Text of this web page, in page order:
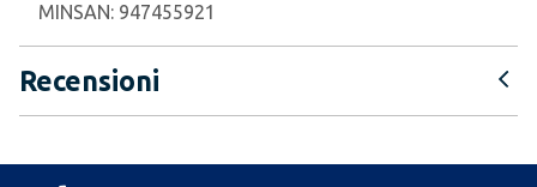
MINSAN: 947455921
Recensioni